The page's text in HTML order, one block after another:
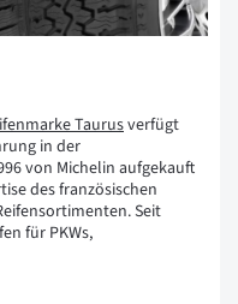
Taurusverfügt
in der
von Michelin aufgekauft
des französischen
Seit
für PKWs,